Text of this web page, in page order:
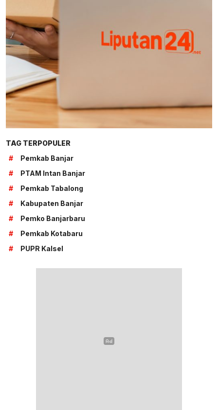
TAG TERPOPULER
#
Pemkab Banjar
#
PTAM Intan Banjar
#
Pemkab Tabalong
#
Kabupaten Banjar
#
Pemko Banjarbaru
#
Pemkab Kotabaru
#
PUPR Kalsel